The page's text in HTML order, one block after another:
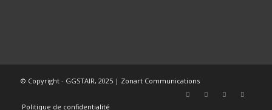
© Copyright - GGSTAIR, 2025 | Zonart Communications
Politique de confidentialité